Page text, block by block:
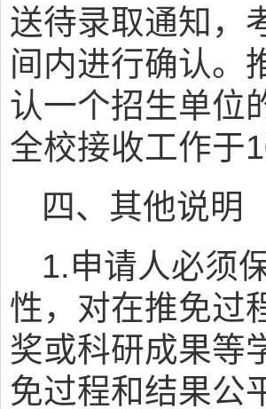
送待录取通知，
间内进行确认。
认一个招生单位
全校接收工作于
四、其他说明
1.申请人必须
性，对在推免过
奖或科研成果等
免过程和结果公